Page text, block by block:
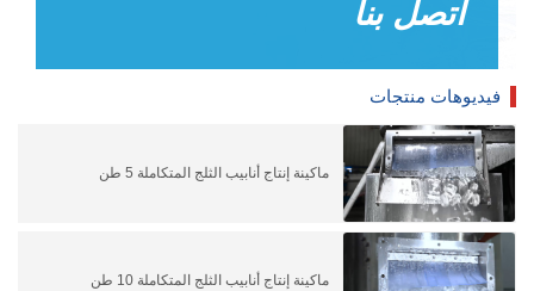
اتصل بنا
فيديوهات منتجات
ماكينة إنتاج أنابيب الثلج المتكاملة 5 طن
ماكينة إنتاج أنابيب الثلج المتكاملة 10 طن